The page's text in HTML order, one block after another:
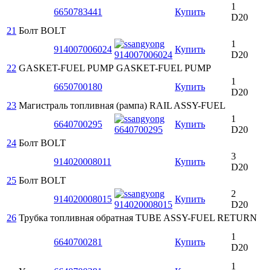
6650783441
Купить
1
D20
21 Болт BOLT
914007006024
Купить
1
D20
22 GASKET-FUEL PUMP GASKET-FUEL PUMP
6650700180
Купить
1
D20
23 Магистраль топливная (рампа) RAIL ASSY-FUEL
6640700295
Купить
1
D20
24 Болт BOLT
914020008011
Купить
3
D20
25 Болт BOLT
914020008015
Купить
2
D20
26 Трубка топливная обратная TUBE ASSY-FUEL RETURN
6640700281 Купить
1
D20
1